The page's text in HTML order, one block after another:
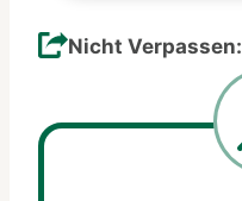
Nicht Verpassen: